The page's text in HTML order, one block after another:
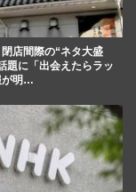
閉店間際の“ネタ大盛
題に「出会えたらラッ
が明…